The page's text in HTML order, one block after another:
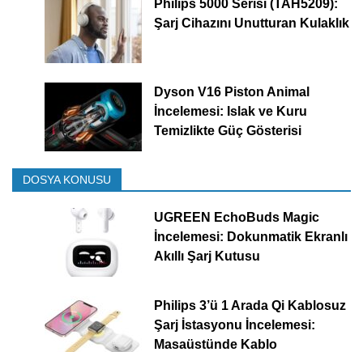
Philips 5000 Serisi (TAH5209):
Şarj Cihazını Unutturan Kulaklık
Dyson V16 Piston Animal
İncelemesi: Islak ve Kuru
Temizlikte Güç Gösterisi
DOSYA KONUSU
UGREEN EchoBuds Magic
İncelemesi: Dokunmatik Ekranlı
Akıllı Şarj Kutusu
Philips 3’ü 1 Arada Qi Kablosuz
Şarj İstasyonu İncelemesi:
Masaüstünde Kablo